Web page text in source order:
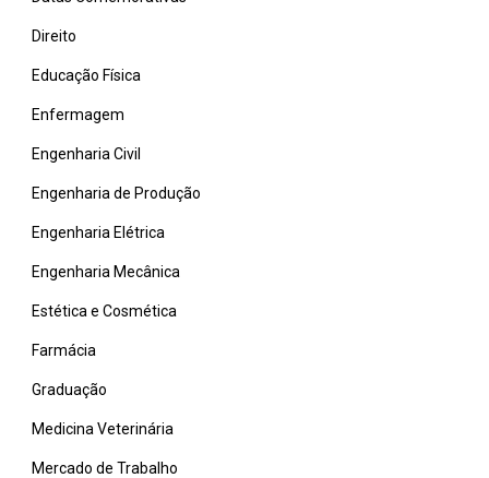
Direito
Educação Física
Enfermagem
Engenharia Civil
Engenharia de Produção
Engenharia Elétrica
Engenharia Mecânica
Estética e Cosmética
Farmácia
Graduação
Medicina Veterinária
Mercado de Trabalho